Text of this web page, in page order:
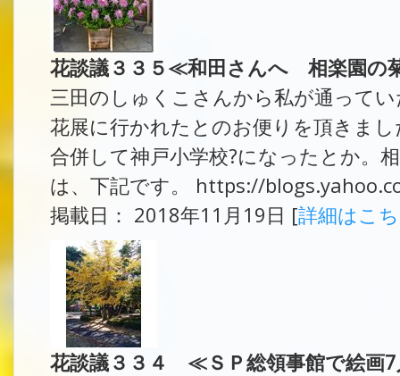
花談議３３５≪和田さんへ 相楽園の
三田のしゅくこさんから私が通って
花展に行かれたとのお便りを頂きま
合併して神戸小学校?になったとか。
は、下記です。 https://
掲載日： 2018年11月19日 [詳細はこ
花談議３３４ ≪ＳＰ総領事館で絵